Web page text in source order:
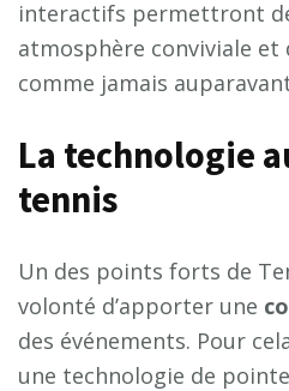
interactifs permettront
atmosphère conviviale et
comme jamais
La technologie
tennis
Un des points forts de
volonté d’apporter une co
des événements. Pour
une technologie de